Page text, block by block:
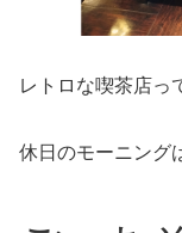
レトロな喫茶店っ
休日のモーニング